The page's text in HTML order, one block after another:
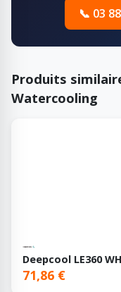
📞 03
Produits
Watercooling
Deepcool LE360
71,86 €